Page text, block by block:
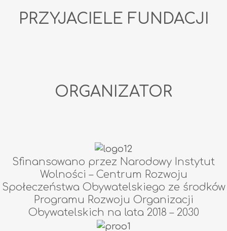
PRZYJACIELE FUNDACJI
ORGANIZATOR
Sfinansowano przez Narodowy Instytut
Wolności – Centrum Rozwoju
Społeczeństwa Obywatelskiego ze środków
Programu Rozwoju Organizacji
Obywatelskich na lata 2018 – 2030